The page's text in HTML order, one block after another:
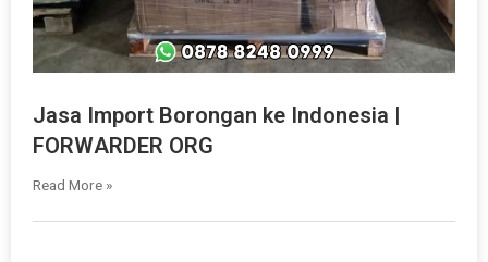
Jasa Import Borongan ke Indonesia |
FORWARDER ORG
Read More »